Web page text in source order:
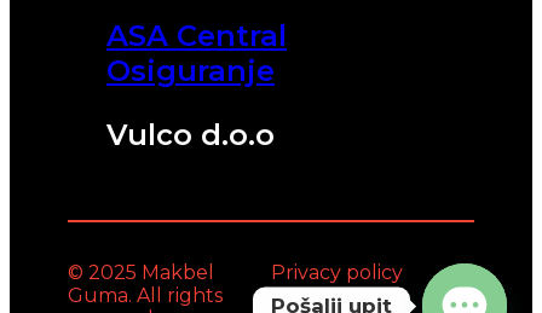
ASA Central
Osiguranje
Vulco d.o.o
© 2025 Makbel
Guma. All rights
Privacy policy
Pošalji upit